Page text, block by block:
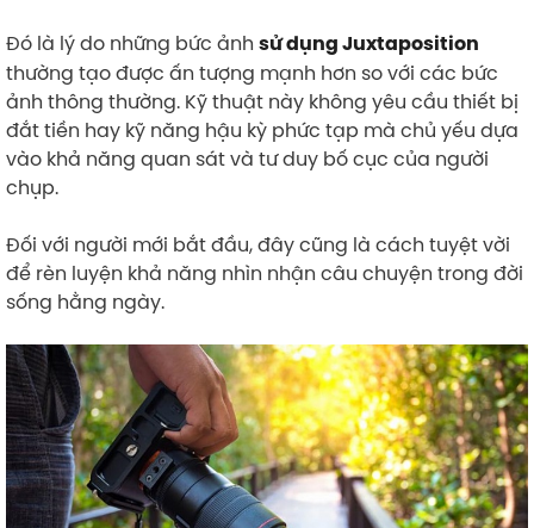
Đó là lý do những bức ảnh sử dụng Juxtaposition
thường tạo được ấn tượng mạnh hơn so với các bức
ảnh thông thường. Kỹ thuật này không yêu cầu thiết bị
đắt tiền hay kỹ năng hậu kỳ phức tạp mà chủ yếu dựa
vào khả năng quan sát và tư duy bố cục của người
chụp.
Đối với người mới bắt đầu, đây cũng là cách tuyệt vời
để rèn luyện khả năng nhìn nhận câu chuyện trong đời
sống hằng ngày.